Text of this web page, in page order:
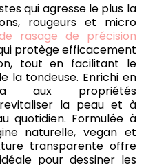
qui agresse le plus la
rougeurs et micro
rasage de précision
protège efficacement
tout en facilitant le
la tondeuse. Enrichi en
aux propriétés
la peau et à
quotidien. Formulée à
naturelle, vegan et
transparente offre
pour dessiner les